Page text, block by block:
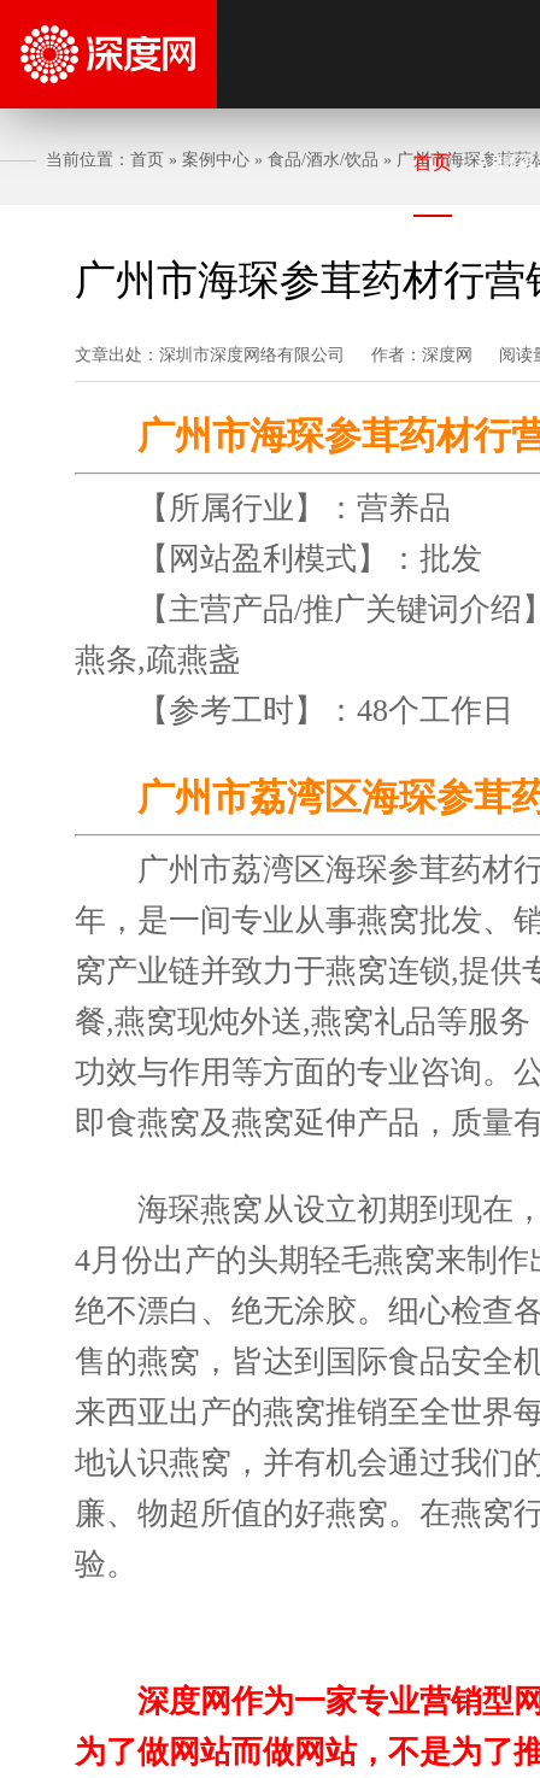
首页 AI搜索
当前位置： 首页 » 案例中心 » 食品/酒水/饮品 » 广州市海琛参茸药
广州市海琛参茸药材行
文章出处：深圳市深度网络有限公司 作者：深度网 阅读
广州市海琛参茸药材行
【所属行业】：营养品
【网站盈利模式】：批发
【主营产品/推广关键词介绍
燕条,疏燕盏
【参考工时】：48个工作日
广州市荔湾区海琛参茸
广州市荔湾区海琛参茸药材行
年，是一间专业从事燕窝批发、
窝产业链并致力于燕窝连锁,提
餐,燕窝现炖外送,燕窝礼品等服
功效与作用等方面的专业咨询。
即食燕窝及燕窝延伸产品，质量
海琛燕窝从设立初期到现在，
4月份出产的头期轻毛燕窝来制
绝不漂白、绝无涂胶。细心检查
售的燕窝，皆达到国际食品安全
来西亚出产的燕窝推销至全世界
地认识燕窝，并有机会通过我们
廉、物超所值的好燕窝。在燕窝
验。
深度网作为一家专业营销型
为了做网站而做网站，不是为了